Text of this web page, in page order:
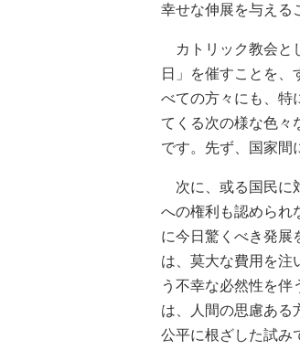
幸せな伸展を与える
カトリック教会と
日」を催すことを
べての方々にも、特
てくる次の様な色々
です。先ず、国家間
次に、或る国民に
への権利も認められ
に今日驚くべき発展
は、莫大な費用を注
う不幸な必然性を
は、人間の思慮ある
公平に根ざした試み